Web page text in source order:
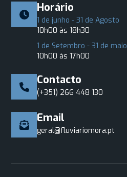
Horário
1 de junho - 31 de Agosto
10h00 às 18h30
1 de Setembro - 31 de maio
10h00 às 17h00
Contacto
(+351) 266 448 130
Email
geral@fluviariomora.pt